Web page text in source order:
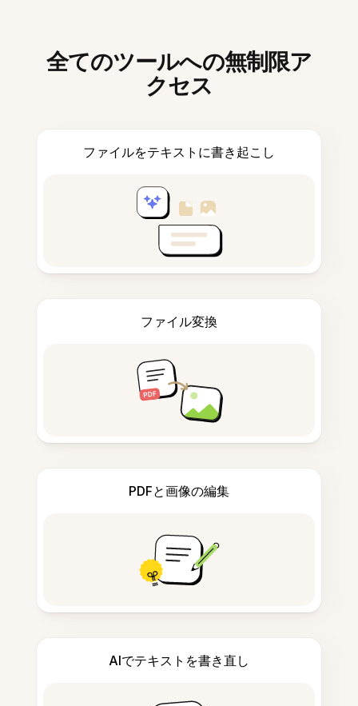
全てのツールへの無制限ア
クセス
ファイルをテキストに書き起こし
ファイル変換
PDFと画像の編集
AIでテキストを書き直し